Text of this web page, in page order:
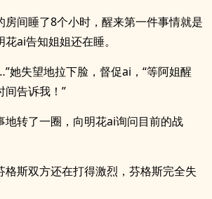
房间睡了8个小时，醒来第一件事情就是
ai告知姐姐还在睡。
她失望地拉下脸，督促ai，“等阿姐醒
间告诉我！”
地转了一圈，向明花ai询问目前的战
格斯双方还在打得激烈，芬格斯完全失